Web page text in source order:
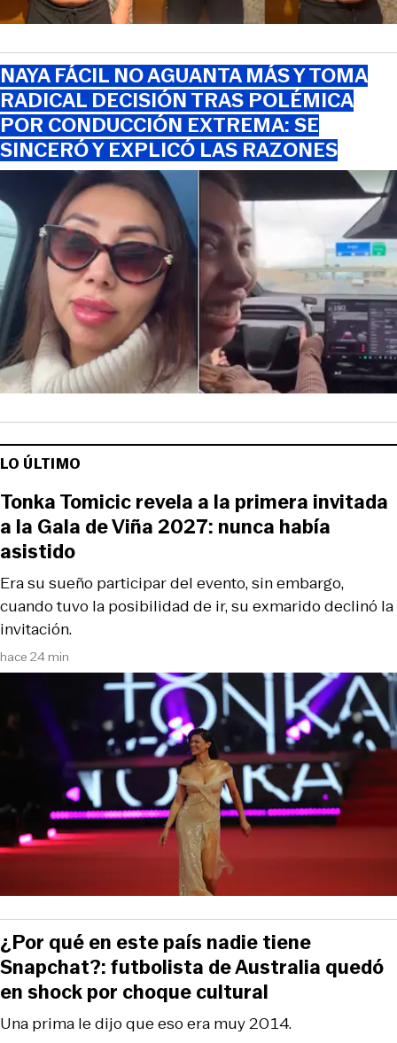
NAYA FÁCIL NO AGUANTA MÁS Y TOMA
RADICAL DECISIÓN TRAS POLÉMICA
POR CONDUCCIÓN EXTREMA: SE
SINCERÓ Y EXPLICÓ LAS RAZONES
LO ÚLTIMO
hace 24 min
Era su sueño participar del evento, sin embargo,
cuando tuvo la posibilidad de ir, su exmarido declinó la
invitación.
Tonka Tomicic revela a la primera invitada
a la Gala de Viña 2027: nunca había
asistido
Una prima le dijo que eso era muy 2014.
¿Por qué en este país nadie tiene
Snapchat?: futbolista de Australia quedó
en shock por choque cultural